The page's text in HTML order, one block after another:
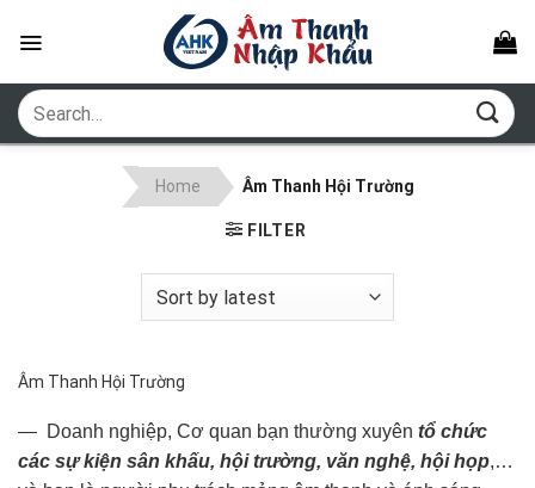
Search
for:
Home Âm Thanh Hội Trường
FILTER
Âm Thanh Hội Trường
— Doanh nghiệp, Cơ quan bạn thường xuyên tổ chức
các sự kiện sân khấu, hội trường, văn nghệ, hội họp,…